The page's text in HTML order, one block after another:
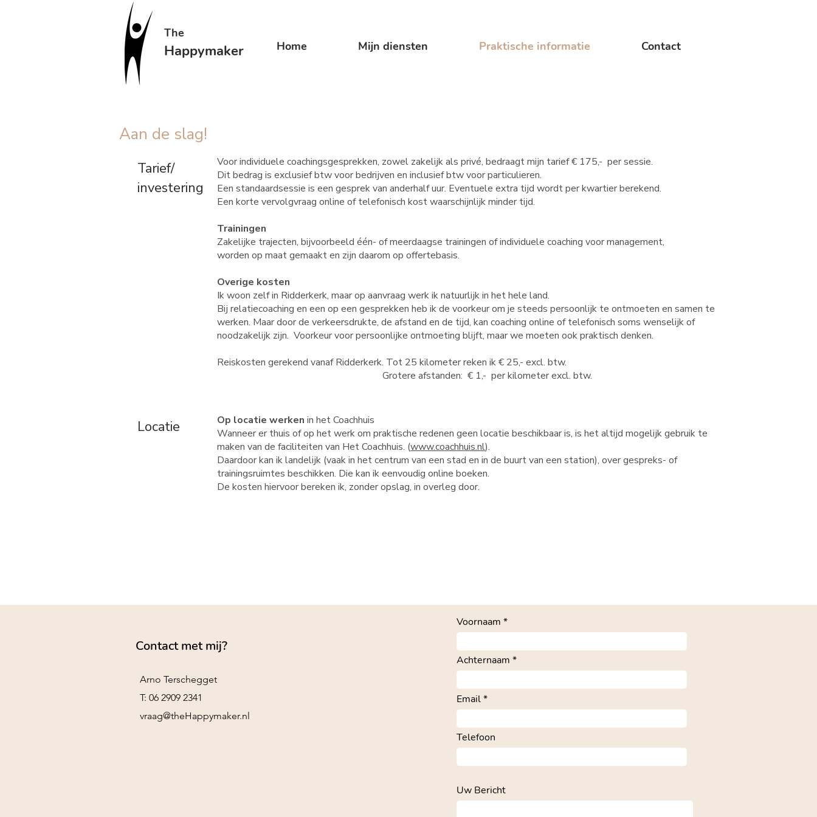
The
Happymaker Home Mijn diensten Praktische informatie Contact
Aan de slag!
Tarief/
investering
Voor individuele coachingsgesprekken, zowel zakelijk als privé, bedraagt mijn tarief € 175,- per sessie.
Dit bedrag is exclusief btw voor bedrijven en inclusief btw voor particulieren.
Een standaardsessie is een gesprek van anderhalf uur. Eventuele extra tijd wordt per kwartier berekend.
Een korte vervolgvraag online of telefonisch kost waarschijnlijk minder tijd.
Trainingen
Zakelijke trajecten, bijvoorbeeld één- of meerdaagse trainingen of individuele coaching voor management,
worden op maat gemaakt en zijn daarom op offertebasis.
Overige kosten
Ik woon zelf in Ridderkerk, maar op aanvraag werk ik natuurlijk in het hele land.
Bij relatiecoaching en een op een gesprekken heb ik de voorkeur om je steeds persoonlijk te ontmoeten en samen te
werken. Maar door de verkeersdrukte, de afstand en de tijd, kan coaching online of telefonisch soms wenselijk of
noodzakelijk zijn. Voorkeur voor persoonlijke ontmoeting blijft, maar we moeten ook praktisch denken.
Reiskosten gerekend vanaf Ridderkerk. Tot 25 kilometer reken ik € 25,- excl. btw.
Grotere afstanden: € 1,- per kilometer excl. btw.
Locatie Op locatie werken in het Coachhuis
Wanneer er thuis of op het werk om praktische redenen geen locatie beschikbaar is, is het altijd mogelijk gebruik te
maken van de faciliteiten van Het Coachhuis. (www.coachhuis.nl).
Daardoor kan ik landelijk (vaak in het centrum van een stad en in de buurt van een station), over gespreks- of
trainingsruimtes beschikken. Die kan ik eenvoudig online boeken.
De kosten hiervoor bereken ik, zonder opslag, in overleg door.
Contact met mij?
Arno Terschegget
T: 06 2909 2341
vraag@theHappymaker.nl
Voornaam
Achternaam
Email
Telefoon
Uw Bericht